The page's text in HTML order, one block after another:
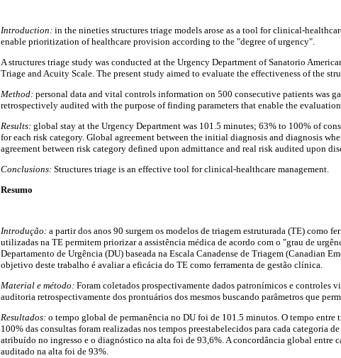
Introduction: in the nineties structures triage models arose as a tool for clinical-
enable prioritization of healthcare provision according to the "degree of urgency".
A structures triage study was conducted at the Urgency Department of Sanatorio
Triage and Acuity Scale. The present study aimed to evaluate the effectiveness of the
Method: personal data and vital controls information on 500 consecutive patients was
retrospectively audited with the purpose of finding parameters that enable the
Results: global stay at the Urgency Department was 101.5 minutes; 63% to 100% of
for each risk category. Global agreement between the initial diagnosis and diagnosis
agreement between risk category defined upon admittance and real risk audited upon
Conclusions: Structures triage is an effective tool for clinical-healthcare management.
Resumo
Introdução: a partir dos anos 90 surgem os modelos de triagem estruturada (TE) como
utilizadas na TE permitem priorizar a assistência médica de acordo com o "grau de
Departamento de Urgência (DU) baseada na Escala Canadense de Triagem (Canadian
objetivo deste trabalho é avaliar a eficácia do TE como ferramenta de gestão clínica.
Material e método: Foram coletados prospectivamente dados patronímicos e controles
auditoria retrospectivamente dos prontuários dos mesmos buscando parâmetros que
Resultados: o tempo global de permanência no DU foi de 101.5 minutos. O tempo
100% das consultas foram realizadas nos tempos preestabelecidos para cada categoria
atribuído no ingresso e o diagnóstico na alta foi de 93,6%. A concordância global entre
auditado na alta foi de 93%.